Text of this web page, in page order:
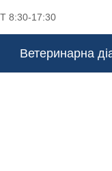
8:30-17:30
Ветеринарна